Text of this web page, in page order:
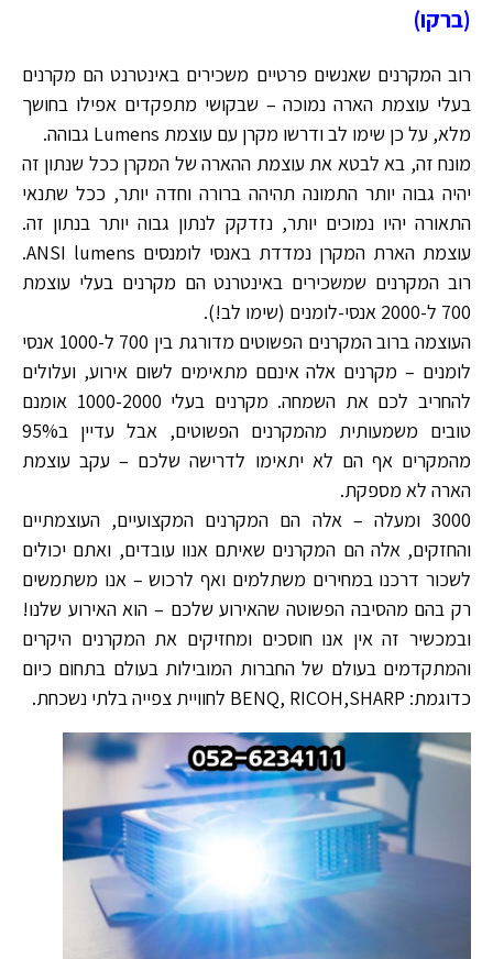
(ברקו)
רוב המקרנים שאנשים פרטיים משכירים באינטרנט הם מקרנים
בעלי עוצמת הארה נמוכה – שבקושי מתפקדים אפילו בחושך
מלא, על כן שימו לב ודרשו מקרן עם עוצמת Lumens גבוהה.
מונח זה, בא לבטא את עוצמת ההארה של המקרן ככל שנתון זה
יהיה גבוה יותר התמונה תהיהה ברורה וחדה יותר, ככל שתנאי
התאורה יהיו נמוכים יותר, נזדקק לנתון גבוה יותר בנתון זה.
עוצמת הארת המקרן נמדדת באנסי לומנסים ANSI lumens.
רוב המקרנים שמשכירים באינטרנט הם מקרנים בעלי עוצמת
700 ל-2000 אנסי-לומנים (שימו לב!).
העוצמה ברוב המקרנים הפשוטים מדורגת בין 700 ל-1000 אנסי
לומנים – מקרנים אלה אינםם מתאימים לשום אירוע, ועלולים
להחריב לכם את השמחה. מקרנים בעלי 1000-2000 אומנם
טובים משמעותית מהמקרנים הפשוטים, אבל עדיין ב95%
מהמקרים אף הם לא יתאימו לדרישה שלכם – עקב עוצמת
הארה לא מספקת.
3000 ומעלה – אלה הם המקרנים המקצועיים, העוצמתיים
והחזקים, אלה הם המקרנים שאיתם אנוו עובדים, ואתם יכולים
לשכור דרכנו במחירים משתלמים ואף לרכוש – אנו משתמשים
רק בהם מהסיבה הפשוטה שהאירוע שלכם – הוא האירוע שלנו!
ובמכשיר זה אין אנו חוסכים ומחזיקים את המקרנים היקרים
והמתקדמים בעולם של החברות המובילות בעולם בתחום כיום
כדוגמת: BENQ, RICOH,SHARP לחוויית צפייה בלתי נשכחת.